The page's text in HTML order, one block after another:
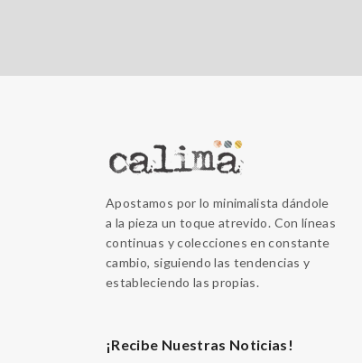
Apostamos por lo minimalista dándole
a la pieza un toque atrevido. Con líneas
continuas y colecciones en constante
cambio, siguiendo las tendencias y
estableciendo las propias.
¡Recibe Nuestras Noticias!